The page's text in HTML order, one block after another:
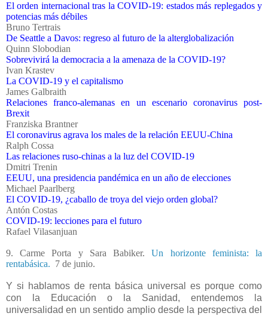
El orden internacional tras la COVID-19: estados más replegados y
potencias más débiles
Bruno Tertrais
De Seattle a Davos: regreso al futuro de la alterglobalización
Quinn Slobodian
Sobrevivirá la democracia a la amenaza de la COVID-19?
Ivan Krastev
La COVID-19 y el capitalismo
James Galbraith
Relaciones franco-alemanas en un escenario coronavirus post-
Brexit
Franziska Brantner
El coronavirus agrava los males de la relación EEUU-China
Ralph Cossa
Las relaciones ruso-chinas a la luz del COVID-19
Dmitri Trenin
EEUU, una presidencia pandémica en un año de elecciones
Michael Paarlberg
El COVID-19, ¿caballo de troya del viejo orden global?
Antón Costas
COVID-19: lecciones para el futuro
Rafael Vilasanjuan
9. Carme Porta y Sara Babiker.Un horizonte feminista: la
rentabásica. 7 de junio.
Y si hablamos de renta básica universal es porque como
con la Educación o la Sanidad, entendemos la
universalidad en un sentido amplio desde la perspectiva del